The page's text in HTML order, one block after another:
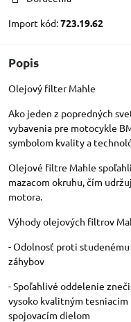
Import kód:723.19.62
Popis
Olejový filter Mahle
Ako jeden z popredných
vybavenia pre motocykle
symbolom kvality a
Olejové filtre Mahle
mazacom okruhu, čím
motora.
Výhody olejových filtrov
- Odolnosť proti
záhybov
- Spoľahlivé oddelenie
vysoko kvalitným
spojovacím dielom